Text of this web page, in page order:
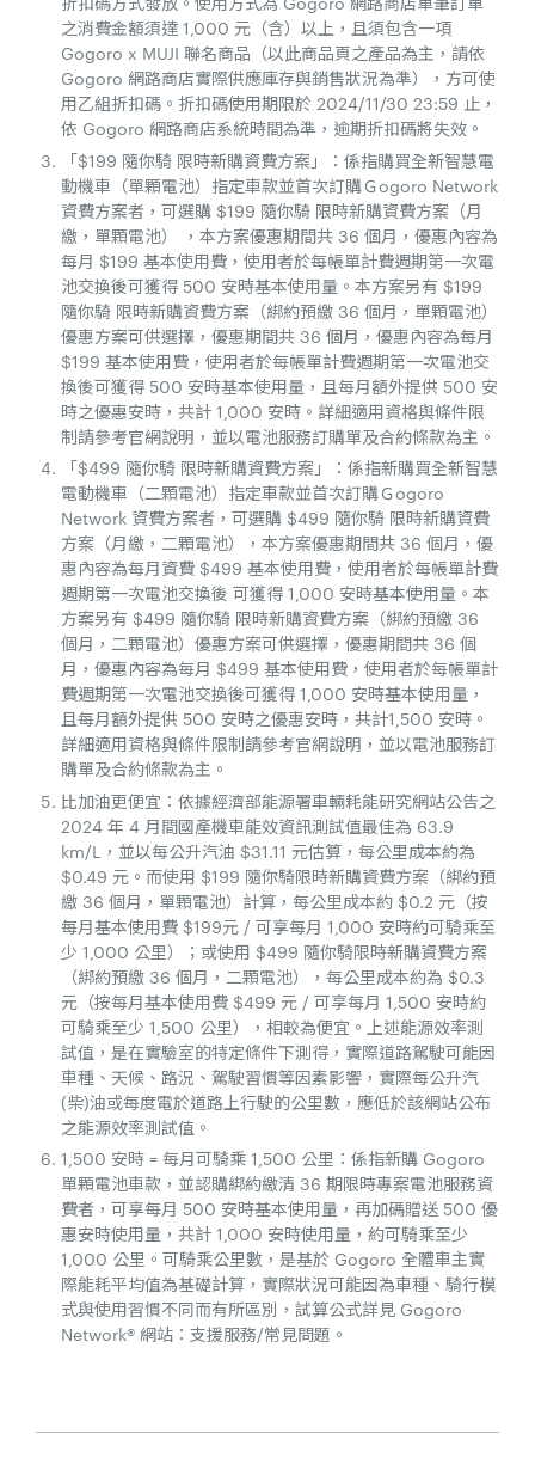
之消費金額須達 1,000 元（含）以上，且須包含一項
Gogoro x MUJI 聯名商品（以此商品頁之產品為主，請依
Gogoro 網路商店實際供應庫存與銷售狀況為準），方可使
用乙組折扣碼。折扣碼使用期限於 2024/11/30 23:59 止，
依 Gogoro 網路商店系統時間為準，逾期折扣碼將失效。
「$199 隨你騎 限時新購資費方案」：係指購買全新智慧電
動機車（單顆電池）指定車款並首次訂購Ｇogoro Network
資費方案者，可選購 $199 隨你騎 限時新購資費方案（月
繳，單顆電池） ，本方案優惠期間共 36 個月，優惠內容為
每月 $199 基本使用費，使用者於每帳單計費週期第一次電
池交換後可獲得 500 安時基本使用量。本方案另有 $199
隨你騎 限時新購資費方案（綁約預繳 36 個月，單顆電池）
優惠方案可供選擇，優惠期間共 36 個月，優惠內容為每月
$199 基本使用費，使用者於每帳單計費週期第一次電池交
換後可獲得 500 安時基本使用量，且每月額外提供 500 安
時之優惠安時，共計 1,000 安時。詳細適用資格與條件限
制請參考官網說明，並以電池服務訂購單及合約條款為主。
「$499 隨你騎 限時新購資費方案」：係指新購買全新智慧
電動機車（二顆電池）指定車款並首次訂購Ｇogoro
Network 資費方案者，可選購 $499 隨你騎 限時新購資費
方案（月繳，二顆電池），本方案優惠期間共 36 個月，優
惠內容為每月資費 $499 基本使用費，使用者於每帳單計費
週期第一次電池交換後 可獲得 1,000 安時基本使用量。本
方案另有 $499 隨你騎 限時新購資費方案（綁約預繳 36
個月，二顆電池）優惠方案可供選擇，優惠期間共 36 個
月，優惠內容為每月 $499 基本使用費，使用者於每帳單計
費週期第一次電池交換後可獲得 1,000 安時基本使用量，
且每月額外提供 500 安時之優惠安時，共計1,500 安時。
詳細適用資格與條件限制請參考官網說明，並以電池服務訂
購單及合約條款為主。
比加油更便宜：依據經濟部能源署車輛耗能研究網站公告之
2024 年 4 月間國產機車能效資訊測試值最佳為 63.9
km/L，並以每公升汽油 $31.11 元估算，每公里成本約為
$0.49 元。而使用 $199 隨你騎限時新購資費方案（綁約預
繳 36 個月，單顆電池）計算，每公里成本約 $0.2 元（按
每月基本使用費 $199元 / 可享每月 1,000 安時約可騎乘至
少 1,000 公里）；或使用 $499 隨你騎限時新購資費方案
（綁約預繳 36 個月，二顆電池），每公里成本約為 $0.3
元（按每月基本使用費 $499 元 / 可享每月 1,500 安時約
可騎乘至少 1,500 公里），相較為便宜。上述能源效率測
試值，是在實驗室的特定條件下測得，實際道路駕駛可能因
車種、天候、路況、駕駛習慣等因素影響，實際每公升汽
(柴)油或每度電於道路上行駛的公里數，應低於該網站公布
之能源效率測試值。
1,500 安時 = 每月可騎乘 1,500 公里：係指新購 Gogoro
單顆電池車款，並認購綁約繳清 36 期限時專案電池服務資
費者，可享每月 500 安時基本使用量，再加碼贈送 500 優
惠安時使用量，共計 1,000 安時使用量，約可騎乘至少
1,000 公里。可騎乘公里數，是基於 Gogoro 全體車主實
際能耗平均值為基礎計算，實際狀況可能因為車種、騎行模
式與使用習慣不同而有所區別，試算公式詳見 Gogoro
Network® 網站：支援服務/常見問題。